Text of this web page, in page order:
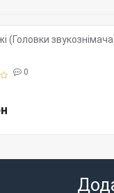
(Головки
0